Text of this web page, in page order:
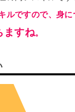
ルですので、身
ますね。